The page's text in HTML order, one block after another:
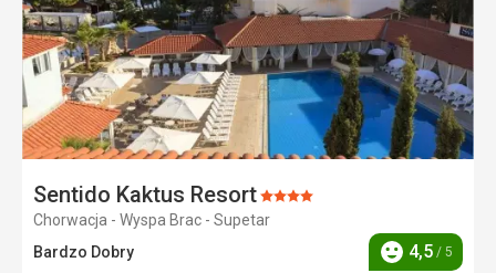
Sentido Kaktus ResortOcena:
4/5
Chorwacja - Wyspa Brac - Supetar
Bardzo Dobry
Ocena
4,5 / 5